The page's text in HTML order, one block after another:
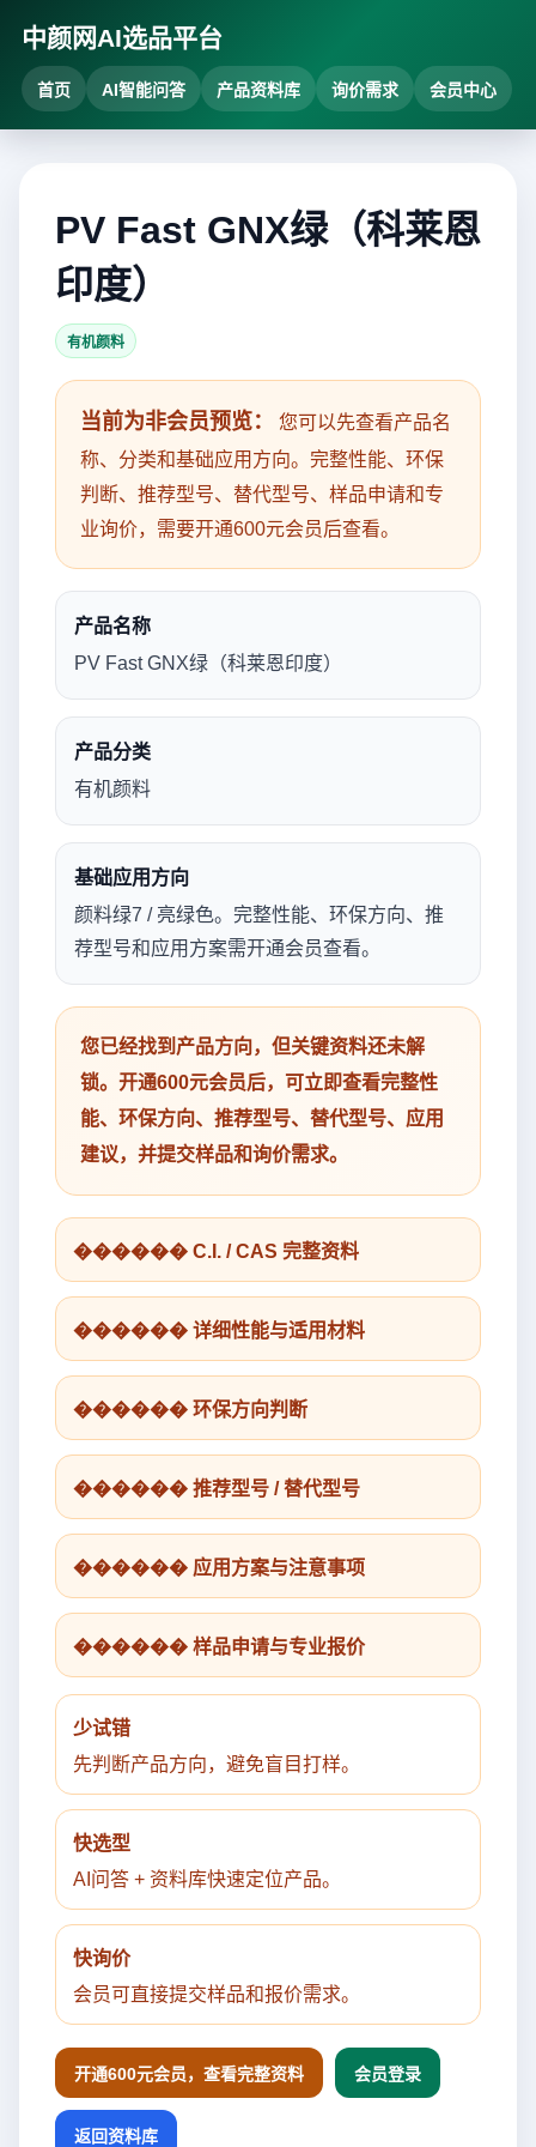
中颜网AI选品平台
首页 AI智能问答 产品资料库 询价需求 会员中心
PV Fast GNX绿（科莱恩
印度）
有机颜料
当前为非会员预览：
您可以先查看产品名
称、分类和基础应用方向。完整性能、环保
判断、推荐型号、替代型号、样品申请和专
业询价，需要开通600元会员后查看。
产品名称
PV Fast GNX绿（科莱恩印度）
产品分类
有机颜料
基础应用方向
颜料绿7 / 亮绿色。完整性能、环保方向、推
荐型号和应用方案需开通会员查看。
您已经找到产品方向，但关键资料还未解
锁。开通600元会员后，可立即查看完整性
能、环保方向、推荐型号、替代型号、应用
建议，并提交样品和询价需求。
������ C.I. / CAS 完整资料
������ 详细性能与适用材料
������ 环保方向判断
������ 推荐型号 / 替代型号
������ 应用方案与注意事项
������ 样品申请与专业报价
少试错
先判断产品方向，避免盲目打样。
快选型
AI问答 + 资料库快速定位产品。
快询价
会员可直接提交样品和报价需求。
开通600元会员，查看完整资料 会员登录
返回资料库